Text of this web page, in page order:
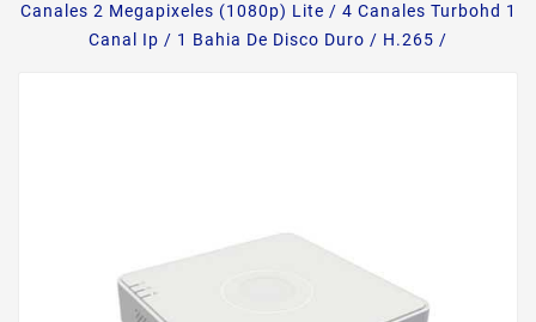
Canales 2 Megapixeles (1080p) Lite / 4 Canales Turbohd 1
Canal Ip / 1 Bahia De Disco Duro / H.265 /